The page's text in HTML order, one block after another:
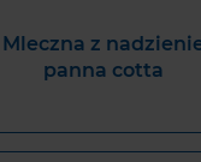
z
panna cotta